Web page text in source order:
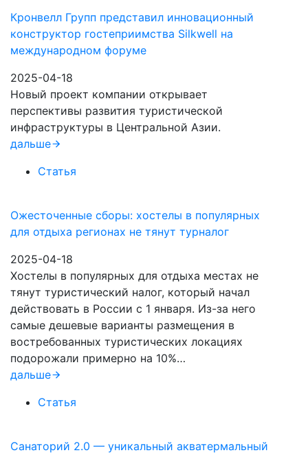
Кронвелл Групп представил инновационный
конструктор гостеприимства Silkwell на
международном форуме
2025-04-18
Новый проект компании открывает
перспективы развития туристической
инфраструктуры в Центральной Азии.
дальше
Статья
Ожесточенные сборы: хостелы в популярных
для отдыха регионах не тянут турналог
2025-04-18
Хостелы в популярных для отдыха местах не
тянут туристический налог, который начал
действовать в России с 1 января. Из-за него
самые дешевые варианты размещения в
востребованных туристических локациях
подорожали примерно на 10%…
дальше
Статья
Санаторий 2.0 — уникальный акватермальный